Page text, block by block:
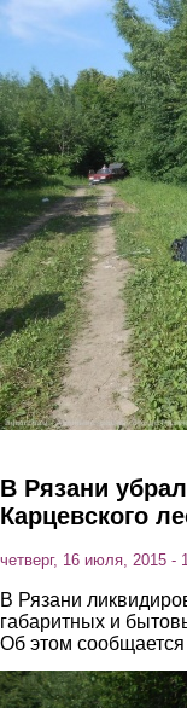
Перейти к основному
В Рязани
Карцевского
четверг, 16 июля, 2015 -
В Рязани
габаритных и
Об этом
1.jpg